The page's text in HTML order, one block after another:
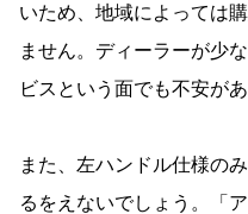
いため、地域によっては
ません。ディーラーが少
ビスという面でも不安があ
また、左ハンドル仕様の
るをえないでしょう。「